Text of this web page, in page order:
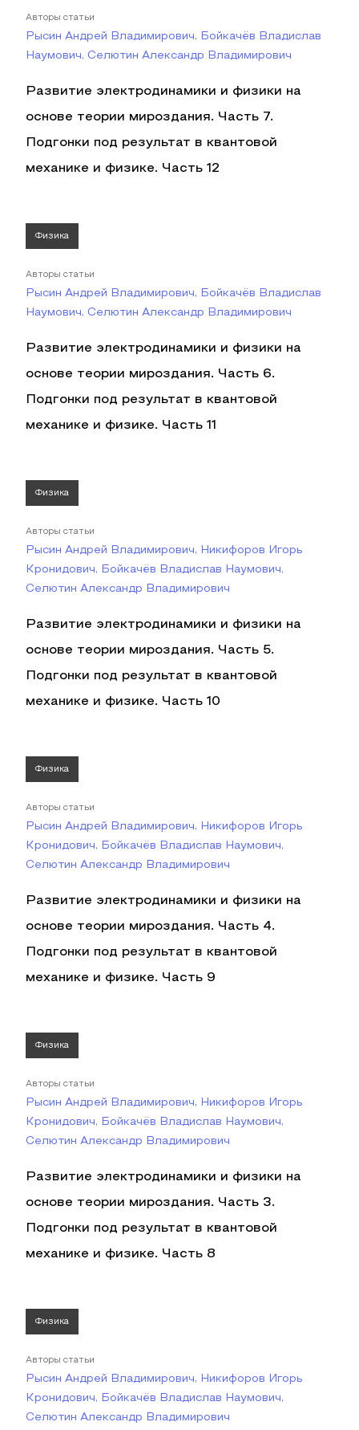
Авторы статьи
Рысин Андрей Владимирович, Бойкачёв Владислав
Наумович, Селютин Александр Владимирович
Развитие электродинамики и физики на
основе теории мироздания. Часть 7.
Подгонки под результат в квантовой
механике и физике. Часть 12
Физика
Авторы статьи
Рысин Андрей Владимирович, Бойкачёв Владислав
Наумович, Селютин Александр Владимирович
Развитие электродинамики и физики на
основе теории мироздания. Часть 6.
Подгонки под результат в квантовой
механике и физике. Часть 11
Физика
Авторы статьи
Рысин Андрей Владимирович, Никифоров Игорь
Кронидович, Бойкачёв Владислав Наумович,
Селютин Александр Владимирович
Развитие электродинамики и физики на
основе теории мироздания. Часть 5.
Подгонки под результат в квантовой
механике и физике. Часть 10
Физика
Авторы статьи
Рысин Андрей Владимирович, Никифоров Игорь
Кронидович, Бойкачёв Владислав Наумович,
Селютин Александр Владимирович
Развитие электродинамики и физики на
основе теории мироздания. Часть 4.
Подгонки под результат в квантовой
механике и физике. Часть 9
Физика
Авторы статьи
Рысин Андрей Владимирович, Никифоров Игорь
Кронидович, Бойкачёв Владислав Наумович,
Селютин Александр Владимирович
Развитие электродинамики и физики на
основе теории мироздания. Часть 3.
Подгонки под результат в квантовой
механике и физике. Часть 8
Физика
Авторы статьи
Рысин Андрей Владимирович, Никифоров Игорь
Кронидович, Бойкачёв Владислав Наумович,
Селютин Александр Владимирович